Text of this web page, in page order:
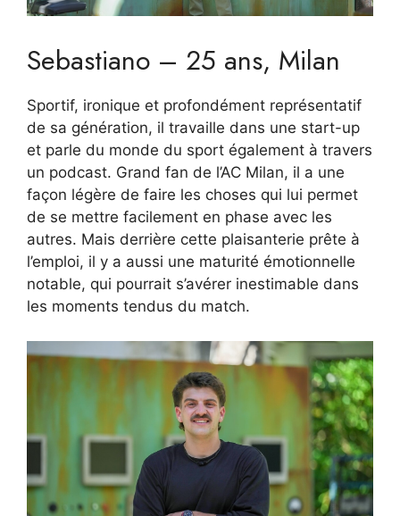
Sebastiano – 25 ans, Milan
Sportif, ironique et profondément représentatif
de sa génération, il travaille dans une start-up
et parle du monde du sport également à travers
un podcast. Grand fan de l’AC Milan, il a une
façon légère de faire les choses qui lui permet
de se mettre facilement en phase avec les
autres. Mais derrière cette plaisanterie prête à
l’emploi, il y a aussi une maturité émotionnelle
notable, qui pourrait s’avérer inestimable dans
les moments tendus du match.